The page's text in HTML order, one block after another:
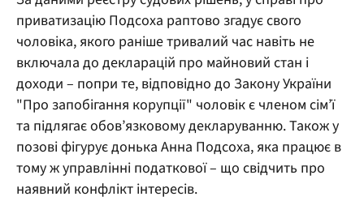
приватизацію Подсоха раптово згадує свого
чоловіка, якого раніше тривалий час навіть не
включала до декларацій про майновий стан і
доходи – попри те, відповідно до Закону України
"Про запобігання корупції" чоловік є членом сім’ї
та підлягає обов’язковому декларуванню. Також у
позові фігурує донька Анна Подсоха, яка працює в
тому ж управлінні податкової – що свідчить про
наявний конфлікт інтересів.